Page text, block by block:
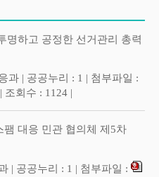
명하고 공정한 선거관리 총력
과 | 공공누리 : 1 | 첨부파일 :
조회수 : 1124 |
대응 민관 협의체 제5차
| 공공누리 : 1 | 첨부파일 :